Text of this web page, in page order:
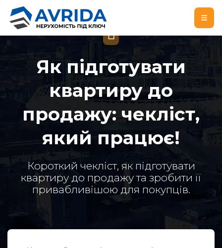
Як підготувати
квартиру до
продажу: чекліст,
який працює!
Короткий чекліст, як підготувати
квартиру до продажу та зробити її
привабливішою для покупців.